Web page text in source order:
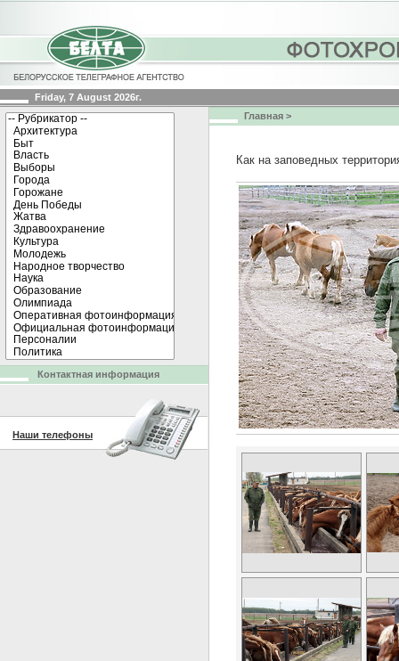
Friday, 7 August 2026г.
Главная >
Как на заповедных
Контактная информация
Наши телефоны